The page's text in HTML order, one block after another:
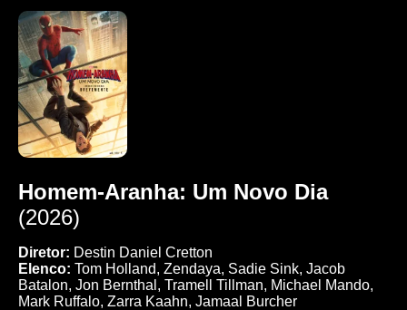
Homem-Aranha: Um Novo Dia
(2026)
Diretor: Destin Daniel Cretton
Elenco: Tom Holland, Zendaya, Sadie Sink, Jacob
Batalon, Jon Bernthal, Tramell Tillman, Michael Mando,
Mark Ruffalo, Zarra Kaahn, Jamaal Burcher